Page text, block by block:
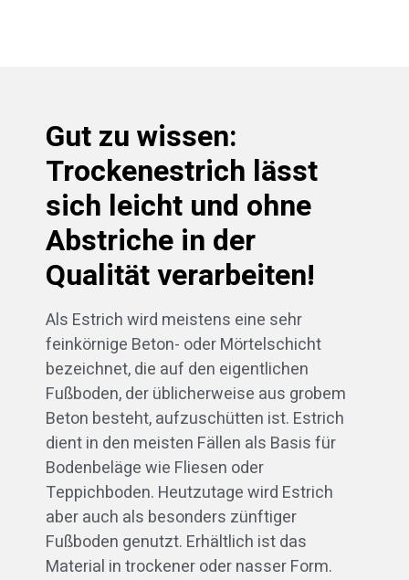
Gut zu wissen:
Trockenestrich lässt
sich leicht und ohne
Abstriche in der
Qualität verarbeiten!
Als Estrich wird meistens eine sehr
feinkörnige Beton- oder Mörtelschicht
bezeichnet, die auf den eigentlichen
Fußboden, der üblicherweise aus grobem
Beton besteht, aufzuschütten ist. Estrich
dient in den meisten Fällen als Basis für
Bodenbeläge wie Fliesen oder
Teppichboden. Heutzutage wird Estrich
aber auch als besonders zünftiger
Fußboden genutzt. Erhältlich ist das
Material in trockener oder nasser Form.